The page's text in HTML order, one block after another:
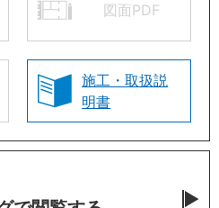
図面PDF
施工・取扱説
明書